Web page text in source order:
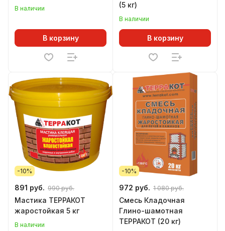
В наличии
В корзину
(5 кг)
В наличии
В корзину
-10%
891 руб. 990 руб.
Мастика ТЕРРАКОТ
жаростойкая 5 кг
В наличии
-10%
972 руб. 1 080 руб.
Смесь Кладочная
Глино-шамотная
ТЕРРАКОТ (20 кг)